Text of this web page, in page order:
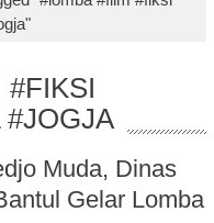
#FIKSI
Muda, Dinas
Gelar Lomba